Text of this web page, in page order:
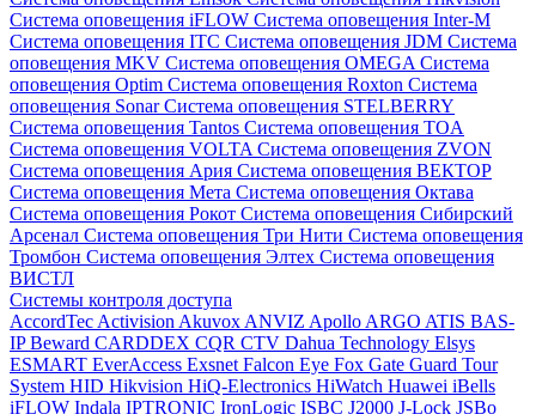
Система оповещения iFLOW Система оповещения Inter-M
Система оповещения ITC Система оповещения JDM Система
оповещения MKV Система оповещения OMEGA Система
оповещения Optim Система оповещения Roxton Система
оповещения SonarСистема оповещения STELBERRY
Система оповещения Tantos Система оповещения TOA
Система оповещения VOLTA Система оповещения ZVON
Система оповещения Ария Система оповещения ВЕКТОР
Система оповещения Мета Система оповещения Октава
Система оповещения Рокот Система оповещения Сибирский
Арсенал Система оповещения Три Нити Система оповещения
Тромбон Система оповещения Элтех Система оповещения
ВИСТЛ
Системы контроля доступа
AccordTec Activision Akuvox ANVIZ Apollo ARGO ATIS BAS-
IPBeward CARDDEX CQR CTV Dahua Technology Elsys
ESMART EverAccess Exsnet Falcon Eye Fox Gate Guard Tour
System HID Hikvision HiQ-Electronics HiWatch Huawei iBells
iFLOW Indala IPTRONIC IronLogic ISBC J2000 J-Lock JSBo